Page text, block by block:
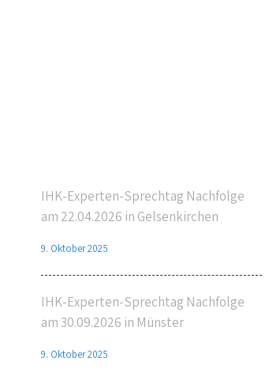
IHK-Experten-Sprechtag Nachfolge
am 22.04.2026 in Gelsenkirchen
9. Oktober 2025
IHK-Experten-Sprechtag Nachfolge
am 30.09.2026 in Münster
9. Oktober 2025